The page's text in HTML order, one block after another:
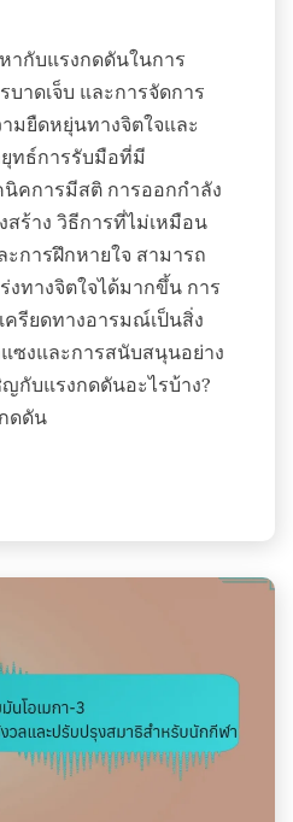
ากับแรงกดดันในการ
าดเจ็บ และการจัดการ
มยืดหยุ่นทางจิตใจและ
ทธ์การรับมือที่มี
คการมีสติ การออกกำลัง
ร้าง วิธีการที่ไม่เหมือน
ะการฝึกหายใจ สามารถ
งทางจิตใจได้มากขึ้น การ
รียดทางอารมณ์เป็นสิ่ง
ซงและการสนับสนุนอย่าง
กับแรงกดดันอะไรบ้าง?
ดดัน